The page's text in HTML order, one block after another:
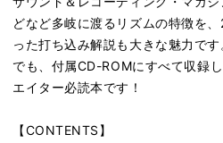
どなど多岐に渡るリズムの特徴を
った打ち込み解説も大きな魅力で
でも、付属CD-ROMにすべて収録
エイター必読本です！
【CONTENTS】